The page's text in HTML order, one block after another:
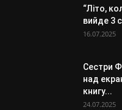
“Літо,
вийде 3
16.07.2025
Сестри
над
книгу...
24.07.2025